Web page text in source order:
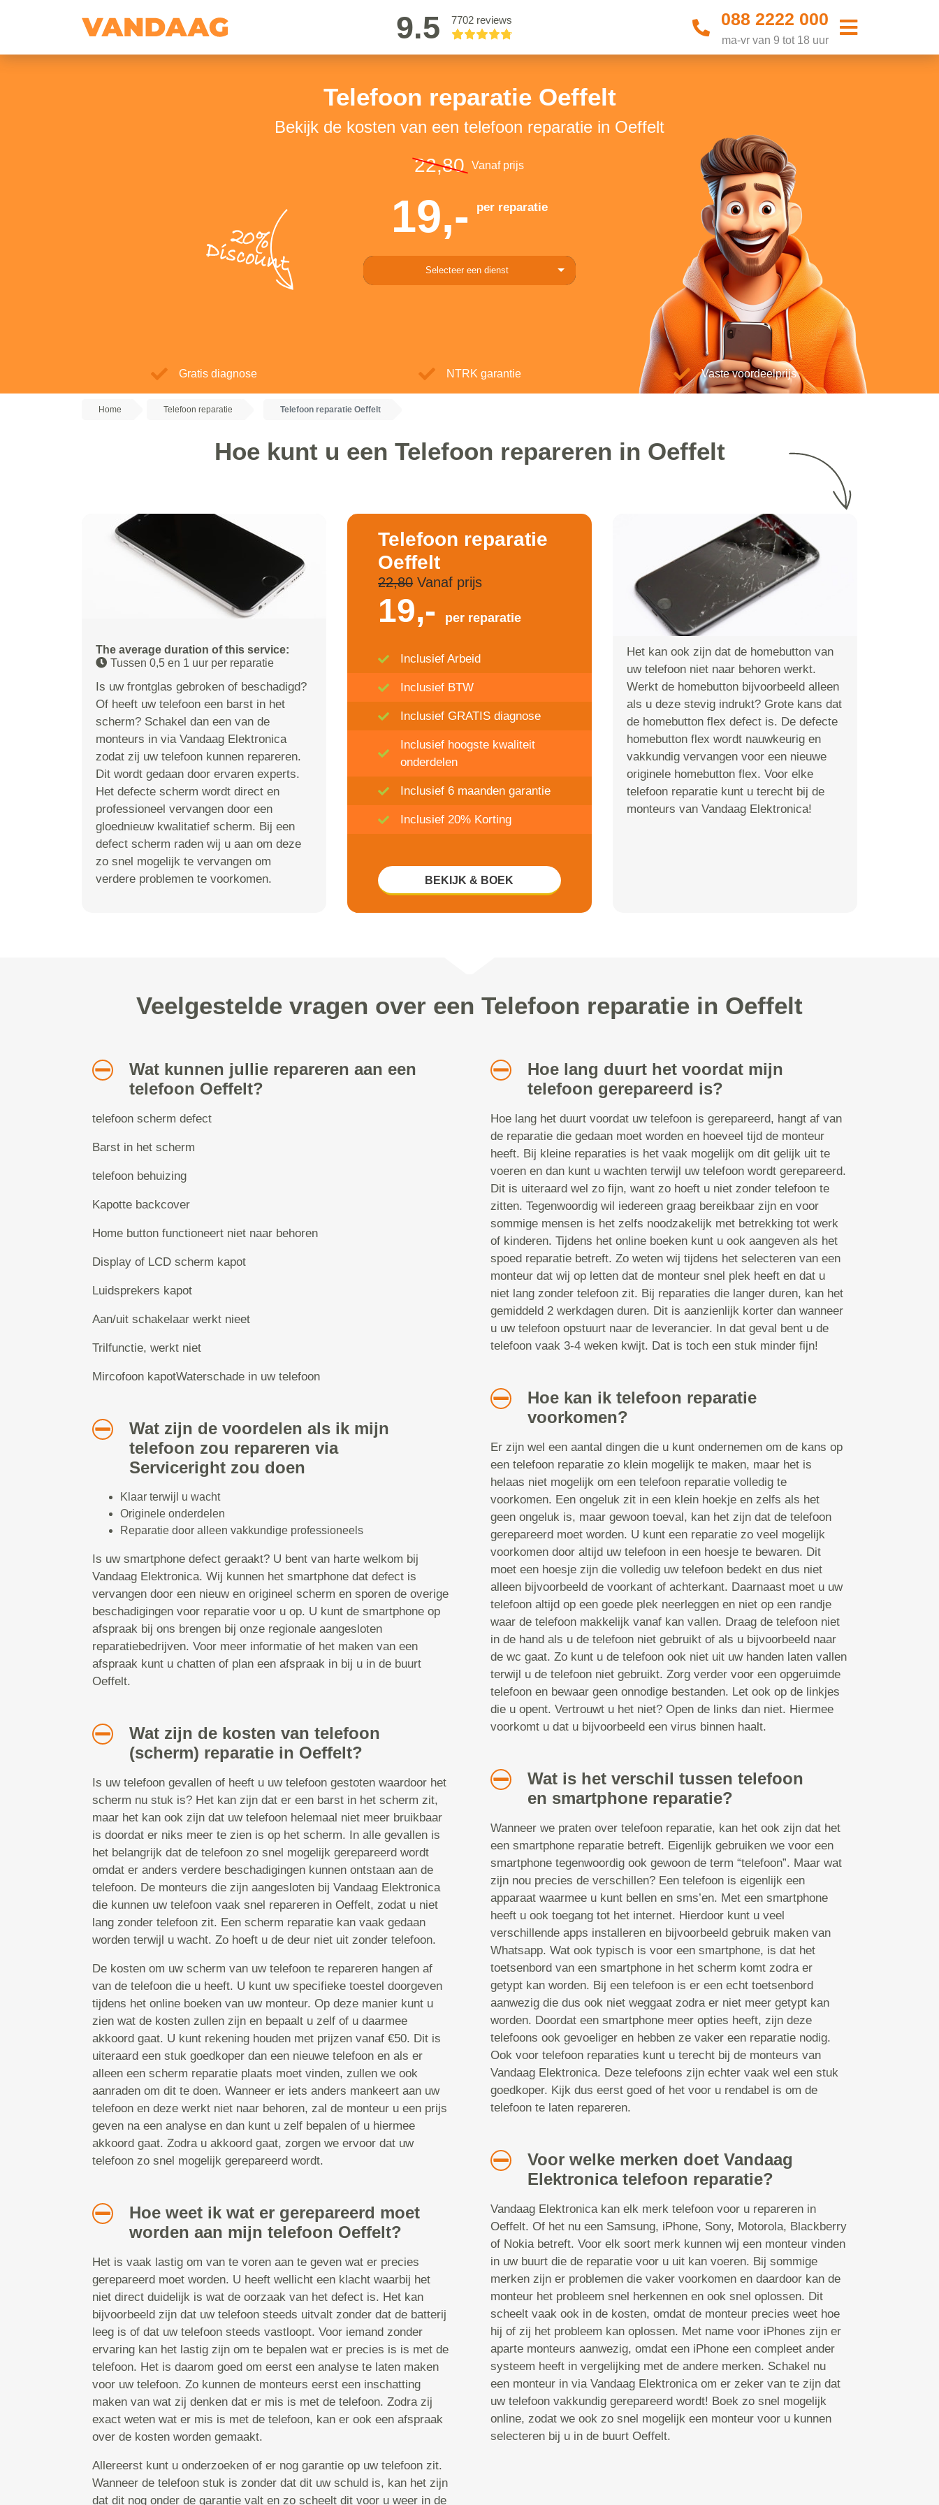
9.5 7702 reviews 088 2222 000
ma-vr van 9 tot 18 uur
Telefoon reparatie Oeffelt
Bekijk de kosten van een telefoon reparatie in Oeffelt
20%
Discount
22,80 Vanaf prijs
19,- per reparatie
Selecteer een dienst
Gratis diagnose NTRK garantie Vaste voordeelprijs
Home Telefoon reparatie Telefoon reparatie Oeffelt
Hoe kunt u een Telefoon repareren in Oeffelt
The average duration of this service:
Tussen 0,5 en 1 uur per reparatie
Is uw frontglas gebroken of beschadigd?
Of heeft uw telefoon een barst in het
scherm? Schakel dan een van de
monteurs in via Vandaag Elektronica
zodat zij uw telefoon kunnen repareren.
Dit wordt gedaan door ervaren experts.
Het defecte scherm wordt direct en
professioneel vervangen door een
gloednieuw kwalitatief scherm. Bij een
defect scherm raden wij u aan om deze
zo snel mogelijk te vervangen om
verdere problemen te voorkomen.
Telefoon reparatie
Oeffelt
22,80Vanaf prijs
19,- per reparatie
Inclusief Arbeid
Inclusief BTW
Inclusief GRATIS diagnose
Inclusief hoogste kwaliteit
onderdelen
Inclusief 6 maanden garantie
Inclusief 20% Korting
BEKIJK & BOEK
Het kan ook zijn dat de homebutton van
uw telefoon niet naar behoren werkt.
Werkt de homebutton bijvoorbeeld alleen
als u deze stevig indrukt? Grote kans dat
de homebutton flex defect is. De defecte
homebutton flex wordt nauwkeurig en
vakkundig vervangen voor een nieuwe
originele homebutton flex. Voor elke
telefoon reparatie kunt u terecht bij de
monteurs van Vandaag Elektronica!
Veelgestelde vragen over een Telefoon reparatie in Oeffelt
Wat kunnen jullie repareren aan een
telefoon Oeffelt?
telefoon scherm defect
Barst in het scherm
telefoon behuizing
Kapotte backcover
Home button functioneert niet naar behoren
Display of LCD scherm kapot
Luidsprekers kapot
Aan/uit schakelaar werkt nieet
Trilfunctie, werkt niet
Mircofoon kapotWaterschade in uw telefoon
Wat zijn de voordelen als ik mijn
telefoon zou repareren via
Serviceright zou doen
Klaar terwijl u wacht
Originele onderdelen
Reparatie door alleen vakkundige professioneels
Is uw smartphone defect geraakt? U bent van harte welkom bij
Vandaag Elektronica. Wij kunnen het smartphone dat defect is
vervangen door een nieuw en origineel scherm en sporen de overige
beschadigingen voor reparatie voor u op. U kunt de smartphone op
afspraak bij ons brengen bij onze regionale aangesloten
reparatiebedrijven. Voor meer informatie of het maken van een
afspraak kunt u chatten of plan een afspraak in bij u in de buurt
Oeffelt.
Wat zijn de kosten van telefoon
(scherm) reparatie in Oeffelt?
Is uw telefoon gevallen of heeft u uw telefoon gestoten waardoor het
scherm nu stuk is? Het kan zijn dat er een barst in het scherm zit,
maar het kan ook zijn dat uw telefoon helemaal niet meer bruikbaar
is doordat er niks meer te zien is op het scherm. In alle gevallen is
het belangrijk dat de telefoon zo snel mogelijk gerepareerd wordt
omdat er anders verdere beschadigingen kunnen ontstaan aan de
telefoon. De monteurs die zijn aangesloten bij Vandaag Elektronica
die kunnen uw telefoon vaak snel repareren in Oeffelt, zodat u niet
lang zonder telefoon zit. Een scherm reparatie kan vaak gedaan
worden terwijl u wacht. Zo hoeft u de deur niet uit zonder telefoon.
De kosten om uw scherm van uw telefoon te repareren hangen af
van de telefoon die u heeft. U kunt uw specifieke toestel doorgeven
tijdens het online boeken van uw monteur. Op deze manier kunt u
zien wat de kosten zullen zijn en bepaalt u zelf of u daarmee
akkoord gaat. U kunt rekening houden met prijzen vanaf €50. Dit is
uiteraard een stuk goedkoper dan een nieuwe telefoon en als er
alleen een scherm reparatie plaats moet vinden, zullen we ook
aanraden om dit te doen. Wanneer er iets anders mankeert aan uw
telefoon en deze werkt niet naar behoren, zal de monteur u een prijs
geven na een analyse en dan kunt u zelf bepalen of u hiermee
akkoord gaat. Zodra u akkoord gaat, zorgen we ervoor dat uw
telefoon zo snel mogelijk gerepareerd wordt.
Hoe weet ik wat er gerepareerd moet
worden aan mijn telefoon Oeffelt?
Het is vaak lastig om van te voren aan te geven wat er precies
gerepareerd moet worden. U heeft wellicht een klacht waarbij het
niet direct duidelijk is wat de oorzaak van het defect is. Het kan
bijvoorbeeld zijn dat uw telefoon steeds uitvalt zonder dat de batterij
leeg is of dat uw telefoon steeds vastloopt. Voor iemand zonder
ervaring kan het lastig zijn om te bepalen wat er precies is is met de
telefoon. Het is daarom goed om eerst een analyse te laten maken
voor uw telefoon. Zo kunnen de monteurs eerst een inschatting
maken van wat zij denken dat er mis is met de telefoon. Zodra zij
exact weten wat er mis is met de telefoon, kan er ook een afspraak
over de kosten worden gemaakt.
Allereerst kunt u onderzoeken of er nog garantie op uw telefoon zit.
Wanneer de telefoon stuk is zonder dat dit uw schuld is, kan het zijn
dat dit nog onder de garantie valt en zo scheelt dit voor u weer in de
Hoe lang duurt het voordat mijn
telefoon gerepareerd is?
Hoe lang het duurt voordat uw telefoon is gerepareerd, hangt af van
de reparatie die gedaan moet worden en hoeveel tijd de monteur
heeft. Bij kleine reparaties is het vaak mogelijk om dit gelijk uit te
voeren en dan kunt u wachten terwijl uw telefoon wordt gerepareerd.
Dit is uiteraard wel zo fijn, want zo hoeft u niet zonder telefoon te
zitten. Tegenwoordig wil iedereen graag bereikbaar zijn en voor
sommige mensen is het zelfs noodzakelijk met betrekking tot werk
of kinderen. Tijdens het online boeken kunt u ook aangeven als het
spoed reparatie betreft. Zo weten wij tijdens het selecteren van een
monteur dat wij op letten dat de monteur snel plek heeft en dat u
niet lang zonder telefoon zit. Bij reparaties die langer duren, kan het
gemiddeld 2 werkdagen duren. Dit is aanzienlijk korter dan wanneer
u uw telefoon opstuurt naar de leverancier. In dat geval bent u de
telefoon vaak 3-4 weken kwijt. Dat is toch een stuk minder fijn!
Hoe kan ik telefoon reparatie
voorkomen?
Er zijn wel een aantal dingen die u kunt ondernemen om de kans op
een telefoon reparatie zo klein mogelijk te maken, maar het is
helaas niet mogelijk om een telefoon reparatie volledig te
voorkomen. Een ongeluk zit in een klein hoekje en zelfs als het
geen ongeluk is, maar gewoon toeval, kan het zijn dat de telefoon
gerepareerd moet worden. U kunt een reparatie zo veel mogelijk
voorkomen door altijd uw telefoon in een hoesje te bewaren. Dit
moet een hoesje zijn die volledig uw telefoon bedekt en dus niet
alleen bijvoorbeeld de voorkant of achterkant. Daarnaast moet u uw
telefoon altijd op een goede plek neerleggen en niet op een randje
waar de telefoon makkelijk vanaf kan vallen. Draag de telefoon niet
in de hand als u de telefoon niet gebruikt of als u bijvoorbeeld naar
de wc gaat. Zo kunt u de telefoon ook niet uit uw handen laten vallen
terwijl u de telefoon niet gebruikt. Zorg verder voor een opgeruimde
telefoon en bewaar geen onnodige bestanden. Let ook op de linkjes
die u opent. Vertrouwt u het niet? Open de links dan niet. Hiermee
voorkomt u dat u bijvoorbeeld een virus binnen haalt.
Wat is het verschil tussen telefoon
en smartphone reparatie?
Wanneer we praten over telefoon reparatie, kan het ook zijn dat het
een smartphone reparatie betreft. Eigenlijk gebruiken we voor een
smartphone tegenwoordig ook gewoon de term “telefoon”. Maar wat
zijn nou precies de verschillen? Een telefoon is eigenlijk een
apparaat waarmee u kunt bellen en sms’en. Met een smartphone
heeft u ook toegang tot het internet. Hierdoor kunt u veel
verschillende apps installeren en bijvoorbeeld gebruik maken van
Whatsapp. Wat ook typisch is voor een smartphone, is dat het
toetsenbord van een smartphone in het scherm komt zodra er
getypt kan worden. Bij een telefoon is er een echt toetsenbord
aanwezig die dus ook niet weggaat zodra er niet meer getypt kan
worden. Doordat een smartphone meer opties heeft, zijn deze
telefoons ook gevoeliger en hebben ze vaker een reparatie nodig.
Ook voor telefoon reparaties kunt u terecht bij de monteurs van
Vandaag Elektronica. Deze telefoons zijn echter vaak wel een stuk
goedkoper. Kijk dus eerst goed of het voor u rendabel is om de
telefoon te laten repareren.
Voor welke merken doet Vandaag
Elektronica telefoon reparatie?
Vandaag Elektronica kan elk merk telefoon voor u repareren in
Oeffelt. Of het nu een Samsung, iPhone, Sony, Motorola, Blackberry
of Nokia betreft. Voor elk soort merk kunnen wij een monteur vinden
in uw buurt die de reparatie voor u uit kan voeren. Bij sommige
merken zijn er problemen die vaker voorkomen en daardoor kan de
monteur het probleem snel herkennen en ook snel oplossen. Dit
scheelt vaak ook in de kosten, omdat de monteur precies weet hoe
hij of zij het probleem kan oplossen. Met name voor iPhones zijn er
aparte monteurs aanwezig, omdat een iPhone een compleet ander
systeem heeft in vergelijking met de andere merken. Schakel nu
een monteur in via Vandaag Elektronica om er zeker van te zijn dat
uw telefoon vakkundig gerepareerd wordt! Boek zo snel mogelijk
online, zodat we ook zo snel mogelijk een monteur voor u kunnen
selecteren bij u in de buurt Oeffelt.